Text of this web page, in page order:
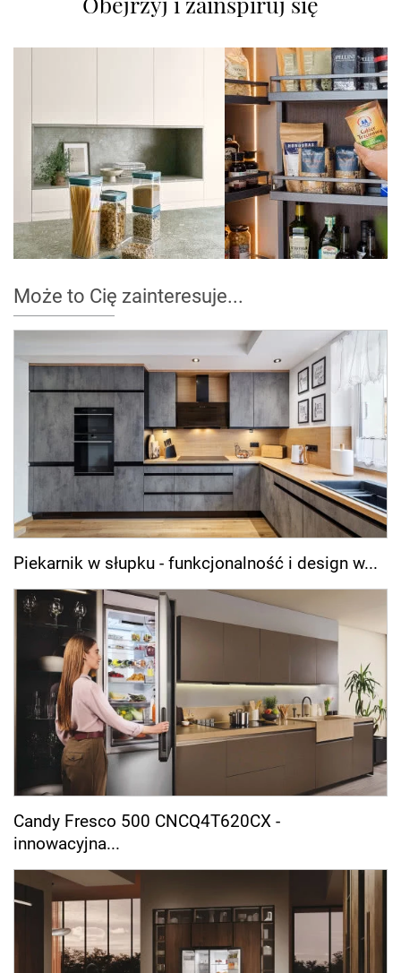
Może to Cię zainteresuje...
Piekarnik w słupku - funkcjonalność i design w...
Candy Fresco 500 CNCQ4T620CX -
innowacyjna...